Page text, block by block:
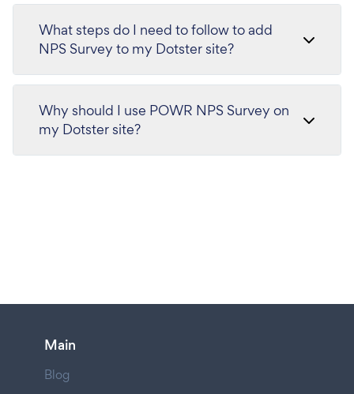
What steps do I need to follow to add
NPS Survey to my Dotster site?
Why should I use POWR NPS Survey on
my Dotster site?
Main
Blog